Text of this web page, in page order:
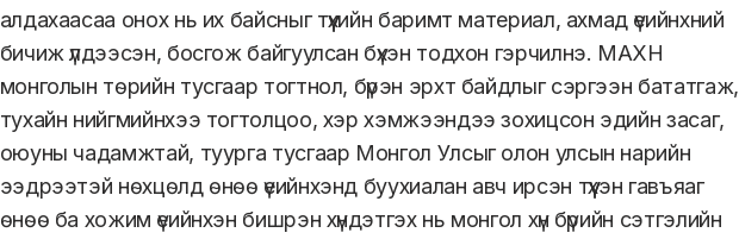
алдахаасаа онох нь их байсныг түүхийн баримт материал, ахмад үеийнхний
бичиж үлдээсэн, босгож байгуулсан бүхэн тодхон гэрчилнэ. МАХН
монголын төрийн тусгаар тогтнол, бүрэн эрхт байдлыг сэргээн бататгаж,
тухайн нийгмийнхээ тогтолцоо, хэр хэмжээндээ зохицсон эдийн засаг,
оюуны чадамжтай, туурга тусгаар Монгол Улсыг олон улсын нарийн
ээдрээтэй нөхцөлд өнөө үеийнхэнд буухиалан авч ирсэн түүхэн гавъяаг
өнөө ба хожим үеийнхэн бишрэн хүндэтгэх нь монгол хүн бүрийн сэтгэлийн